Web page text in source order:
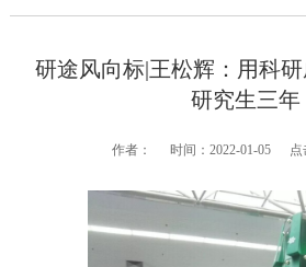
研途风向标|王松辉：用科
研究生三年
作者： 时间：2022-01-05 点